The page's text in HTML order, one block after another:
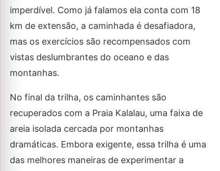
imperdível. Como já falamos ela conta com 18
km de extensão, a caminhada é desafiadora,
mas os exercícios são recompensados ​​com
vistas deslumbrantes do oceano e das
montanhas.
No final da trilha, os caminhantes são
recuperados com a Praia Kalalau, uma faixa de
areia isolada cercada por montanhas
dramáticas. Embora exigente, essa trilha é uma
das melhores maneiras de experimentar a